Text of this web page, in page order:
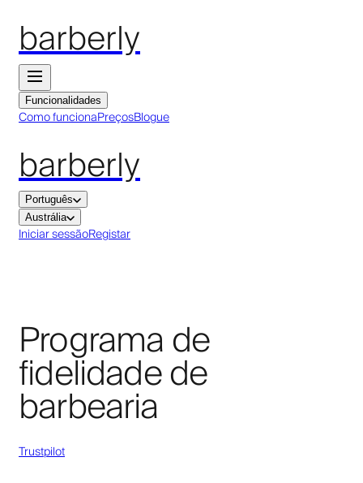
barberly
Funcionalidades
Como funcionaPreçosBlogue
barberly
Português
Austrália
Iniciar sessãoRegistar
Programa de
fidelidade de
barbearia
Trustpilot